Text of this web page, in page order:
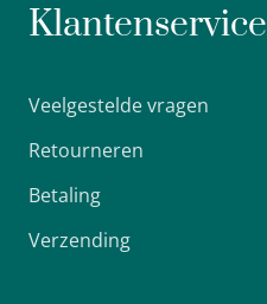
Klantenservice
Veelgestelde vragen
Retourneren
Betaling
Verzending